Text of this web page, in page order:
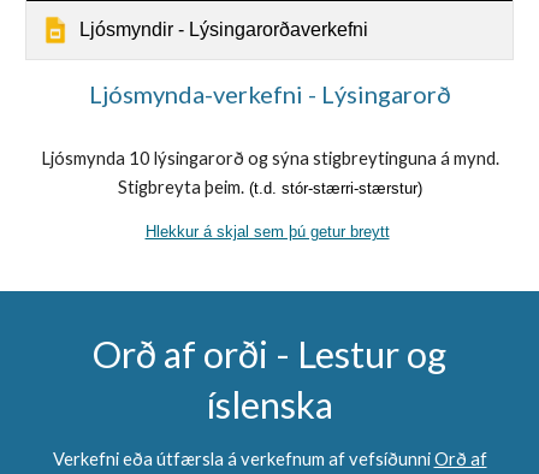
Ljósmyndir - Lýsingarorðaverkefni
Ljósmynda-verkefni - Lýsingarorð
Ljósmynda 10 lýsingarorð og sýna stigbreytinguna á mynd.
Stigbreyta þeim.(t.d. stór-stærri-stærstur)
Hlekkur á skjal sem þú getur breytt
Orð af orði - Lestur og
íslenska
Verkefni eða útfærsla á verkefnum af vefsíðunniOrð af